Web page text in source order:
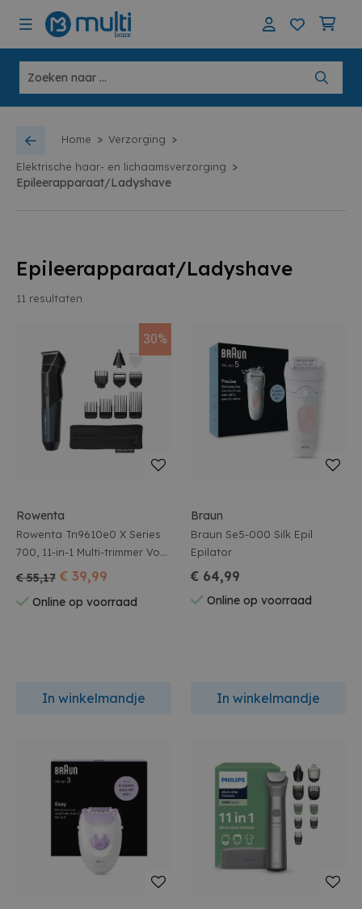
Home > Verzorging >
Elektrische haar- en lichaamsverzorging >
Epileerapparaat/Ladyshave
Epileerapparaat/Ladyshave
11 resultaten
30%
Rowenta
Rowenta Tn9610e0 X Series
700, 11-in-1 Multi-trimmer Voor
€ 55,17 € 39,99
Online op voorraad
In winkelmandje
Braun
Braun Se5-000 Silk Epil
Epilator
€ 64,99
Online op voorraad
In winkelmandje